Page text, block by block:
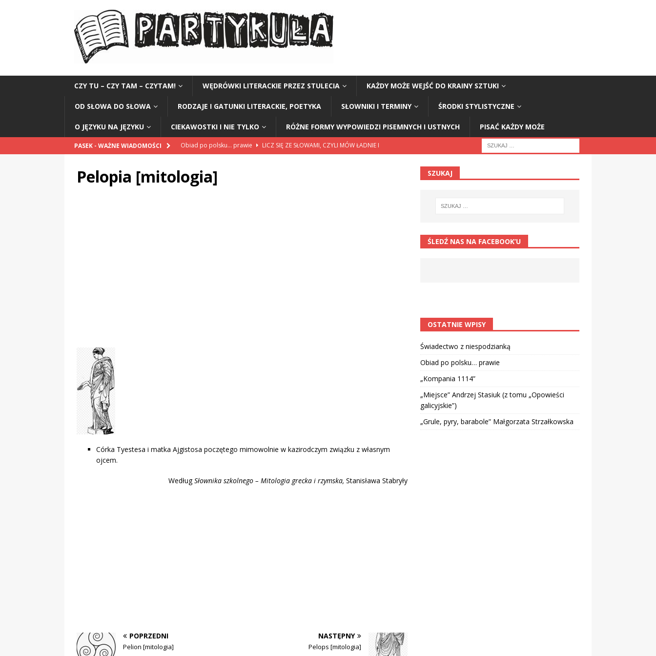
CZY TU – CZY TAM – CZYTAM! WĘDRÓWKI LITERACKIE PRZEZ STULECIA KAŻDY MOŻE WEJŚĆ DO KRAINY SZTUKI
OD SŁOWA DO SŁOWA RODZAJE I GATUNKI LITERACKIE, POETYKA SŁOWNIKI I TERMINY ŚRODKI STYLISTYCZNE
O JĘZYKU NA JĘZYKU CIEKAWOSTKI I NIE TYLKO RÓŻNE FORMY WYPOWIEDZI PISEMNYCH I USTNYCH PISAĆ KAŻDY MOŻE
PASEK - WAŻNE WIADOMOŚCI Obiad po polsku… prawie
LICZ SIĘ ZE SŁOWAMI, CZYLI MÓW ŁADNIE I
„Kompania 1114”
Pelopia [mitologia]
Córka Tyestesa i matka Ajgistosa poczętego mimowolnie w kazirodczym związku z własnym
ojcem.
WedługSłownika szkolnego – Mitologia grecka i rzymska, Stanisława Stabryły
POPRZEDNI
Pelion [mitologia]
NASTĘPNY
Pelops [mitologia]
SZUKAJ
ŚLEDŹ NAS NA FACEBOOK’U
OSTATNIE WPISY
Świadectwo z niespodzianką
Obiad po polsku… prawie
„Kompania 1114”
„Miejsce” Andrzej Stasiuk (z tomu „Opowieści
galicyjskie”)
„Grule, pyry, barabole” Małgorzata Strzałkowska